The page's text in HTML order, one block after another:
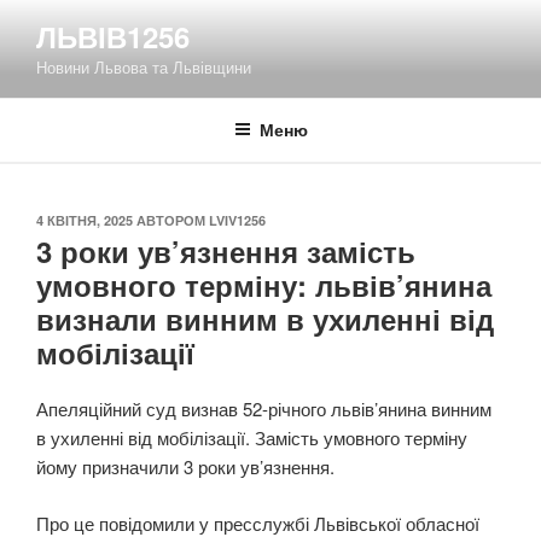
вмісту
ЛЬВІВ1256
Новини Львова та Львівщини
Меню
ОПУБЛІКОВАНО
4 КВІТНЯ, 2025 АВТОРОМ LVIV1256
3 роки ув’язнення замість
умовного терміну: львів’янина
визнали винним в ухиленні від
мобілізації
Апеляційний суд визнав 52-річного львів’янина винним
в ухиленні від мобілізації. Замість умовного терміну
йому призначили 3 роки ув’язнення.
Про це повідомили у пресслужбі Львівської обласної